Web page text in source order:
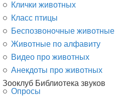
Клички животных
Класс птицы
Беспозвоночные животные
Животные по алфавиту
Видео про животных
Анекдоты про животных
Зооклуб Библиотека звуков
Опросы